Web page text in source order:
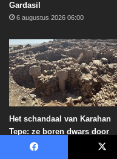
Gardasil
6 augustus 2026 06:00
Het schandaal van Karahan
Tepe: ze boren dwars door
12.000 jaar geschiedenis… en